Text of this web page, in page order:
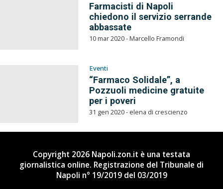
Farmacisti di Napoli
chiedono il servizio serrande
abbassate
10 mar 2020 - Marcello Framondi
Eventi
“Farmaco Solidale”, a
Pozzuoli medicine gratuite
per i poveri
31 gen 2020 - elena di crescienzo
Copyright 2026 Napoli.zon.it è una testata
giornalistica online. Registrazione del Tribunale di
Napoli n° 19/2019 del 03/2019